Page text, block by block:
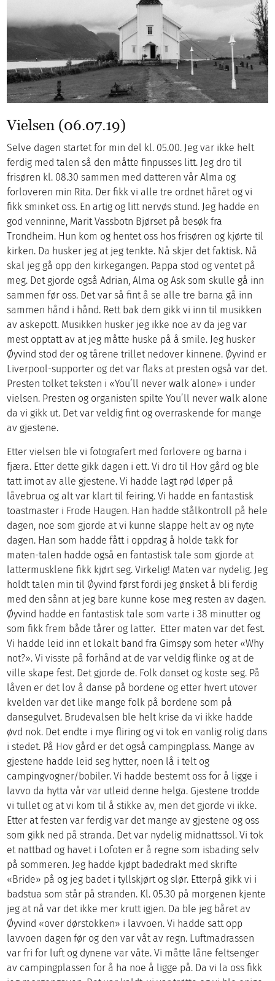
Vielsen (06.07.19)
Selve dagen startet for min del kl. 05.00. Jeg var ikke helt
ferdig med talen så den måtte finpusses litt. Jeg dro til
frisøren kl. 08.30 sammen med datteren vår Alma og
forloveren min Rita. Der fikk vi alle tre ordnet håret og vi
fikk sminket oss. En artig og litt nervøs stund. Jeg hadde en
god venninne, Marit Vassbotn Bjørset på besøk fra
Trondheim. Hun kom og hentet oss hos frisøren og kjørte til
kirken. Da husker jeg at jeg tenkte. Nå skjer det faktisk. Nå
skal jeg gå opp den kirkegangen. Pappa stod og ventet på
meg. Det gjorde også Adrian, Alma og Ask som skulle gå inn
sammen før oss. Det var så fint å se alle tre barna gå inn
sammen hånd i hånd. Rett bak dem gikk vi inn til musikken
av askepott. Musikken husker jeg ikke noe av da jeg var
mest opptatt av at jeg måtte huske på å smile. Jeg husker
Øyvind stod der og tårene trillet nedover kinnene. Øyvind er
Liverpool-supporter og det var flaks at presten også var det.
Presten tolket teksten i «You’ll never walk alone» i under
vielsen. Presten og organisten spilte You’ll never walk alone
da vi gikk ut. Det var veldig fint og overraskende for mange
av gjestene.
Etter vielsen ble vi fotografert med forlovere og barna i
fjæra. Etter dette gikk dagen i ett. Vi dro til Hov gård og ble
tatt imot av alle gjestene. Vi hadde lagt rød løper på
låvebrua og alt var klart til feiring. Vi hadde en fantastisk
toastmaster i Frode Haugen. Han hadde stålkontroll på hele
dagen, noe som gjorde at vi kunne slappe helt av og nyte
dagen. Han som hadde fått i oppdrag å holde takk for
maten-talen hadde også en fantastisk tale som gjorde at
lattermusklene fikk kjørt seg. Virkelig! Maten var nydelig. Jeg
holdt talen min til Øyvind først fordi jeg ønsket å bli ferdig
med den sånn at jeg bare kunne kose meg resten av dagen.
Øyvind hadde en fantastisk tale som varte i 38 minutter og
som fikk frem både tårer og latter. Etter maten var det fest.
Vi hadde leid inn et lokalt band fra Gimsøy som heter «Why
not?». Vi visste på forhånd at de var veldig flinke og at de
ville skape fest. Det gjorde de. Folk danset og koste seg. På
låven er det lov å danse på bordene og etter hvert utover
kvelden var det like mange folk på bordene som på
dansegulvet. Brudevalsen ble helt krise da vi ikke hadde
øvd nok. Det endte i mye fliring og vi tok en vanlig rolig dans
i stedet. På Hov gård er det også campingplass. Mange av
gjestene hadde leid seg hytter, noen lå i telt og
campingvogner/bobiler. Vi hadde bestemt oss for å ligge i
lavvo da hytta vår var utleid denne helga. Gjestene trodde
vi tullet og at vi kom til å stikke av, men det gjorde vi ikke.
Etter at festen var ferdig var det mange av gjestene og oss
som gikk ned på stranda. Det var nydelig midnattssol. Vi tok
et nattbad og havet i Lofoten er å regne som isbading selv
på sommeren. Jeg hadde kjøpt badedrakt med skrifte
«Bride» på og jeg badet i tyllskjørt og slør. Etterpå gikk vi i
badstua som står på stranden. Kl. 05.30 på morgenen kjente
jeg at nå var det ikke mer krutt igjen. Da ble jeg båret av
Øyvind «over dørstokken» i lavvoen. Vi hadde satt opp
lavvoen dagen før og den var våt av regn. Luftmadrassen
var fri for luft og dynene var våte. Vi måtte låne feltsenger
av campingplassen for å ha noe å ligge på. Da vi la oss fikk